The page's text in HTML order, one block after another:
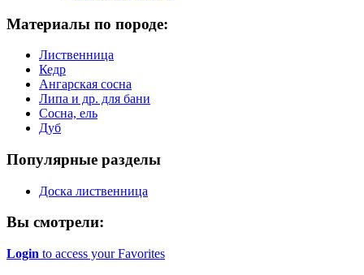
Материалы по породе:
Лиственница
Кедр
Ангарская сосна
Липа и др. для бани
Сосна, ель
Дуб
Популярные разделы
Доска лиственница
Вы смотрели:
Login to access your Favorites